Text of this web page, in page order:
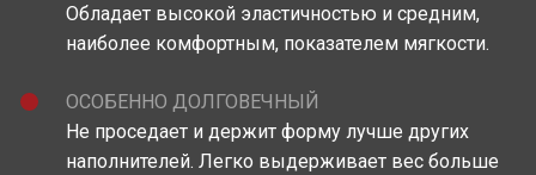
Обладает высокой эластичностью и средним,
наиболее комфортным, показателем мягкости.
ОСОБЕННО ДОЛГОВЕЧНЫЙ
Не проседает и держит форму лучше других
наполнителей. Легко выдерживает вес больше